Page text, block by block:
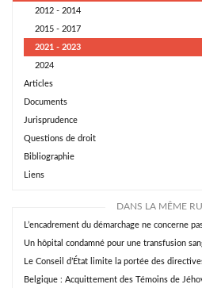
2012 - 2014
2015 - 2017
2021 - 2023
2024
Articles
Documents
Jurisprudence
Questions de droit
Bibliographie
Liens
DANS LA MÊME
L’encadrement du démarchage ne concerne
Un hôpital condamné pour une transfusion
Le Conseil d’État limite la portée des
Belgique : Acquittement des Témoins de